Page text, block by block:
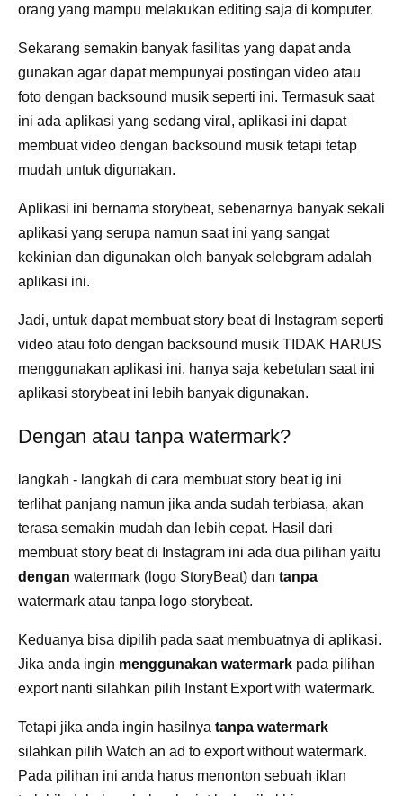
orang yang mampu melakukan editing saja di komputer.
Sekarang semakin banyak fasilitas yang dapat anda
gunakan agar dapat mempunyai postingan video atau
foto dengan backsound musik seperti ini. Termasuk saat
ini ada aplikasi yang sedang viral, aplikasi ini dapat
membuat video dengan backsound musik tetapi tetap
mudah untuk digunakan.
Aplikasi ini bernama storybeat, sebenarnya banyak sekali
aplikasi yang serupa namun saat ini yang sangat
kekinian dan digunakan oleh banyak selebgram adalah
aplikasi ini.
Jadi, untuk dapat membuat story beat di Instagram seperti
video atau foto dengan backsound musik TIDAK HARUS
menggunakan aplikasi ini, hanya saja kebetulan saat ini
aplikasi storybeat ini lebih banyak digunakan.
Dengan atau tanpa watermark?
langkah - langkah di cara membuat story beat ig ini
terlihat panjang namun jika anda sudah terbiasa, akan
terasa semakin mudah dan lebih cepat. Hasil dari
membuat story beat di Instagram ini ada dua pilihan yaitu
dengan watermark (logo StoryBeat) dan tanpa
watermark atau tanpa logo storybeat.
Keduanya bisa dipilih pada saat membuatnya di aplikasi.
Jika anda ingin menggunakan watermark pada pilihan
export nanti silahkan pilih Instant Export with watermark.
Tetapi jika anda ingin hasilnya tanpa watermark
silahkan pilih Watch an ad to export without watermark.
Pada pilihan ini anda harus menonton sebuah iklan